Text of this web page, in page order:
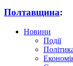
Полтавщина:
Новини
Події